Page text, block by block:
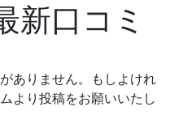
新口コミ
ありません。もしよけれ
より投稿をお願いいたし